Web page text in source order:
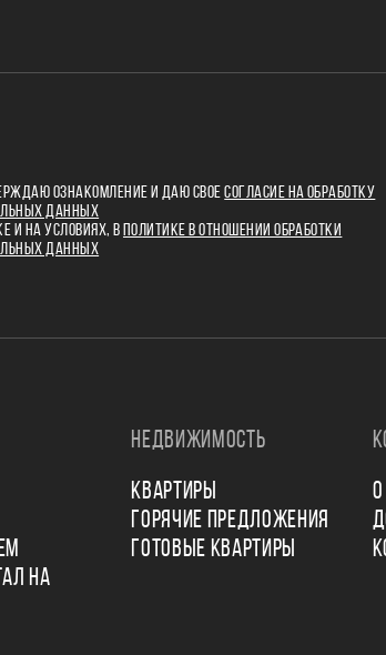
ОЗНАКОМЛЕНИЕ И ДАЮ СВОЕСОГЛАСИЕ НА ОБРАБОТКУ
ДАННЫХ
И НА УСЛОВИЯХ, В
ПОЛИТИКЕ В ОТНОШЕНИИ ОБРАБОТКИ
ДАННЫХ
НА
НЕДВИЖИМОСТЬ
КВАРТИРЫ
ГОРЯЧИЕ ПРЕДЛОЖЕНИЯ
ГОТОВЫЕ КВАРТИРЫ